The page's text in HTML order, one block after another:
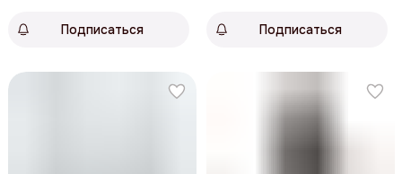
Подписаться Подписаться